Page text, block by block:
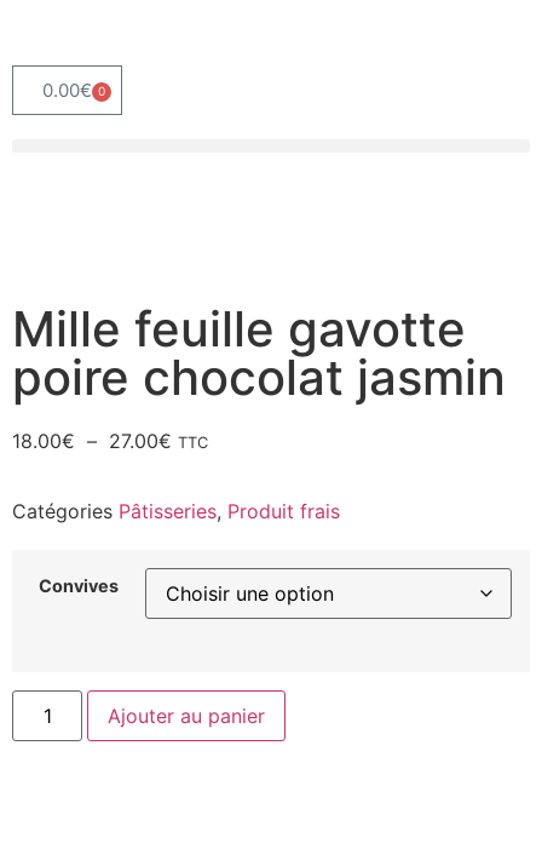
0.00€ 0
Mille feuille gavotte
poire chocolat jasmin
18.00€ – 27.00€ TTC
Catégories Pâtisseries, Produit frais
Convives
Ajouter au panier